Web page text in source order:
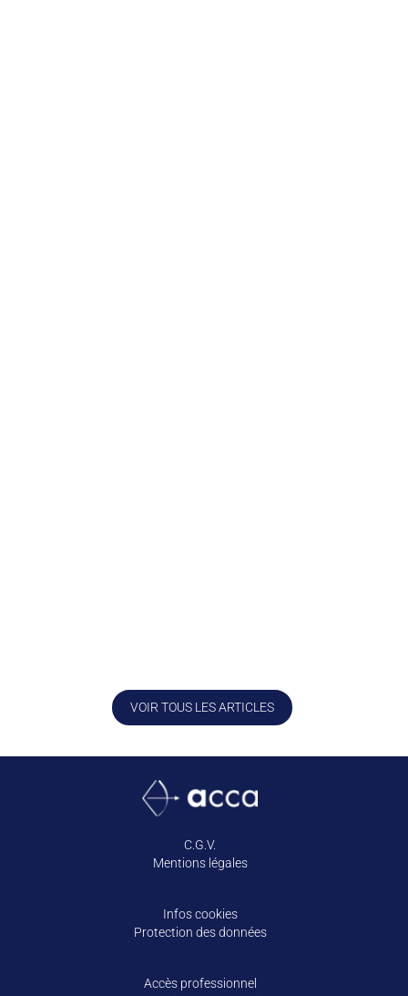
VOIR TOUS LES ARTICLES
C.G.V.
Mentions légales
Infos cookies
Protection des données
Accès professionnel